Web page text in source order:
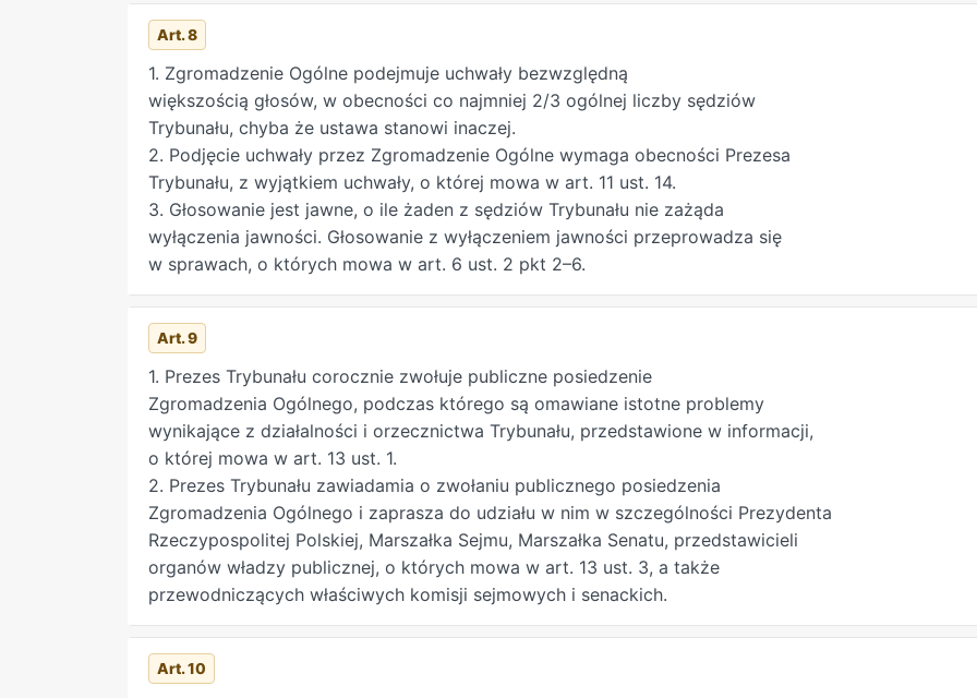
10) uchwalanie Kodeksu Etycznego Sędziego Trybunału Konstytucyjnego;
11) wykonywanie innych czynności, przewidzianych dla Zgromadzenia
Ogólnego w ustawach i regulaminie Trybunału.
Art. 8
1. Zgromadzenie Ogólne podejmuje uchwały bezwzględną
większością głosów, w obecności co najmniej 2/3 ogólnej liczby sędziów
Trybunału, chyba że ustawa stanowi inaczej.
2. Podjęcie uchwały przez Zgromadzenie Ogólne wymaga obecności Prezesa
Trybunału, z wyjątkiem uchwały, o której mowa w art. 11 ust. 14.
3. Głosowanie jest jawne, o ile żaden z sędziów Trybunału nie zażąda
wyłączenia jawności. Głosowanie z wyłączeniem jawności przeprowadza się
w sprawach, o których mowa w art. 6 ust. 2 pkt 2–6.
Art. 9
1. Prezes Trybunału corocznie zwołuje publiczne posiedzenie
Zgromadzenia Ogólnego, podczas którego są omawiane istotne problemy
wynikające z działalności i orzecznictwa Trybunału, przedstawione w informacji,
o której mowa w art. 13 ust. 1.
2. Prezes Trybunału zawiadamia o zwołaniu publicznego posiedzenia
Zgromadzenia Ogólnego i zaprasza do udziału w nim w szczególności Prezydenta
Rzeczypospolitej Polskiej, Marszałka Sejmu, Marszałka Senatu, przedstawicieli
organów władzy publicznej, o których mowa w art. 13 ust. 3, a także
przewodniczących właściwych komisji sejmowych i senackich.
Art. 10